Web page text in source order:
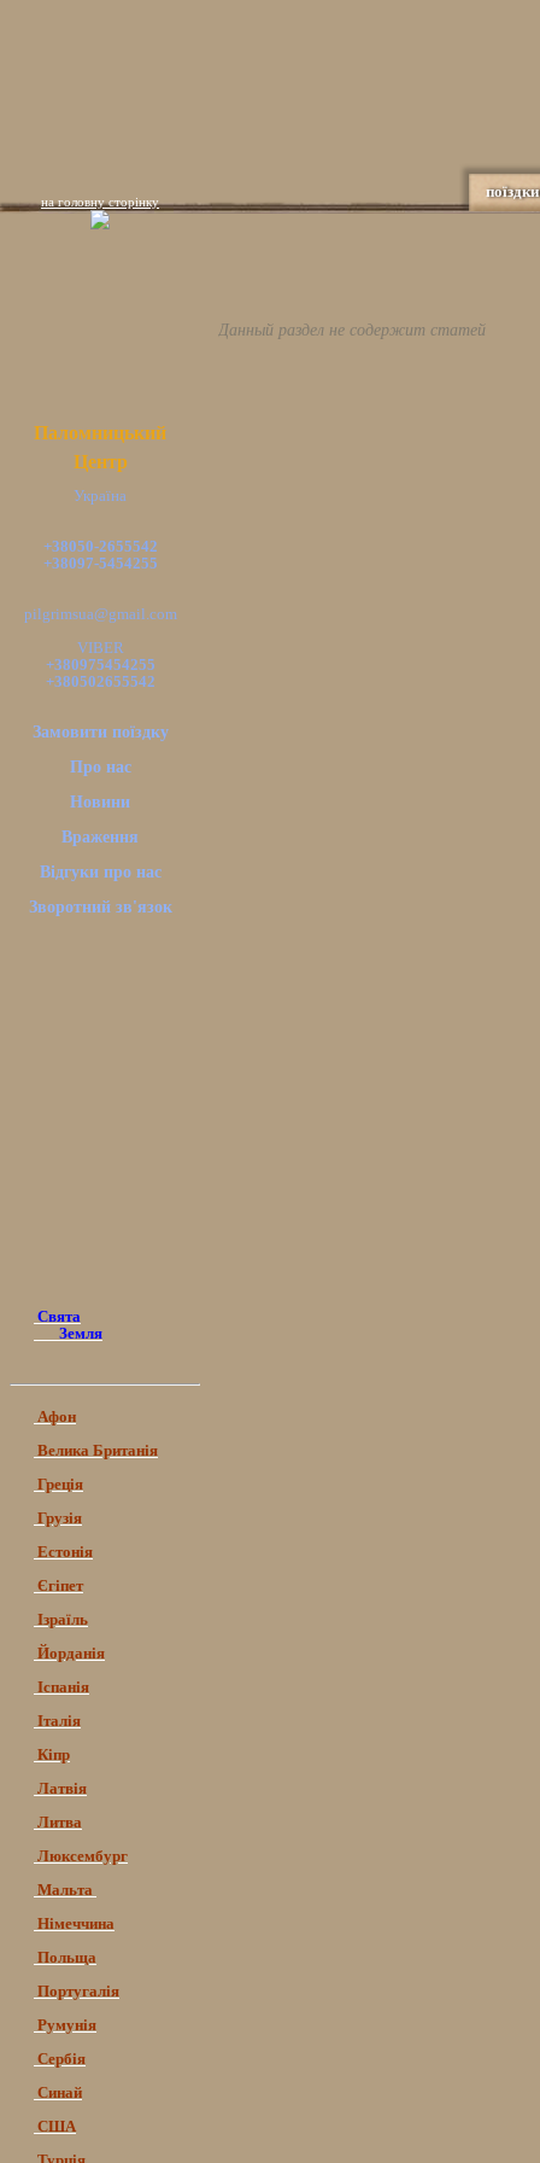
поїздки
на головну сторінку
Паломницький
Центр
Україна
+38050-2655542
+38097-5454255
pilgrimsua@gmail.com
VIBER
+380975454255
+380502655542
Замовити поїздку
Про нас
Новини
Враження
Відгуки про нас
Зворотний зв'язок
Свята
Земля
Афон
Велика Британія
Греція
Грузія
Естонія
Єгіпет
Ізраїль
Йорданія
Іспанія
Італія
Кіпр
Латвія
Литва
Люксембург
Мальта
Німеччина
Польща
Португалія
Румунія
Сербія
Синай
США
Данный раздел не содержит статей